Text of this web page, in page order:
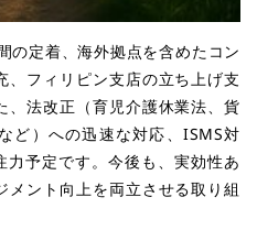
定着、海外拠点を含めたコン
、フィリピン支店の立ち上げ支
、法改正（育児介護休業法、貨
ど）への迅速な対応、ISMS対
力予定です。今後も、実効性あ
メント向上を両立させる取り組